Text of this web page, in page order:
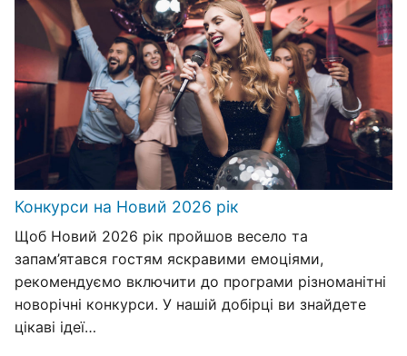
Конкурси на Новий 2026 рік
Щоб Новий 2026 рік пройшов весело та
запам’ятався гостям яскравими емоціями,
рекомендуємо включити до програми різноманітні
новорічні конкурси. У нашій добірці ви знайдете
цікаві ідеї…